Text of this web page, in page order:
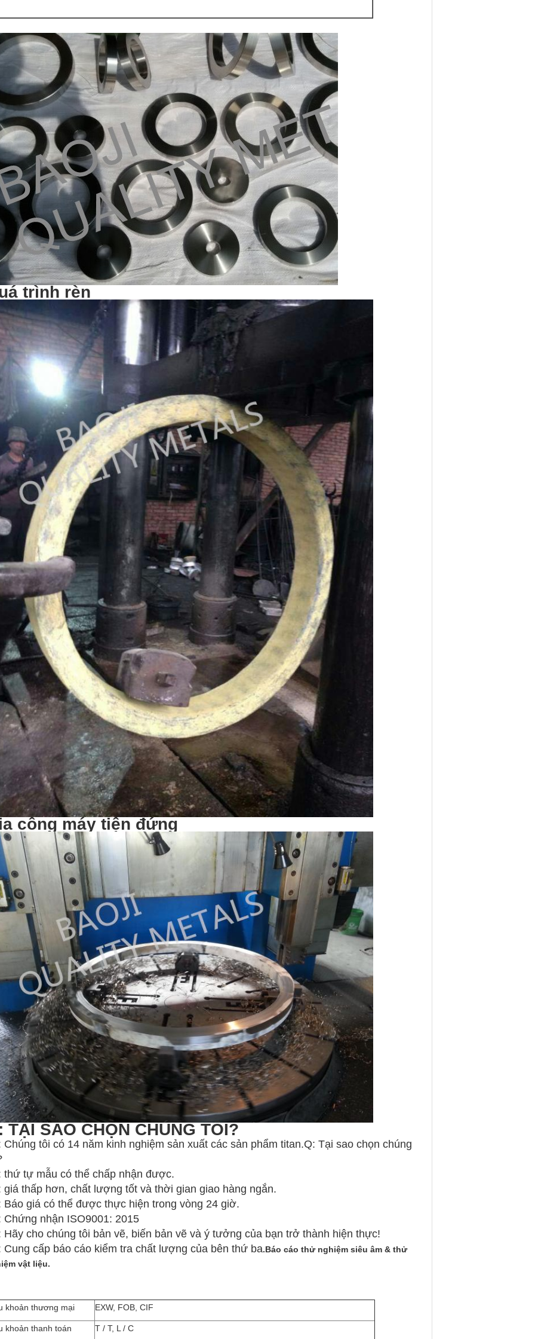
trình rèn
công máy tiện đứng
TẠI SAO CHỌN CHÚNG TÔI?
Chúng tôi có 14 năm kinh nghiệm sản xuất các sản phẩm titan.Q: Tại sao chọn chúng
thứ tự mẫu có thể chấp nhận được.
giá thấp hơn, chất lượng tốt và thời gian giao hàng ngắn.
Báo giá có thể được thực hiện trong vòng 24 giờ.
Chứng nhận ISO9001: 2015
Hãy cho chúng tôi bản vẽ, biến bản vẽ và ý tưởng của bạn trở thành hiện thực!
Cung cấp báo cáo kiểm tra chất lượng của bên thứ ba.Báo cáo thử nghiệm siêu âm & thử
vật liệu.
khoản thương mại EXW, FOB, CIF
khoản thanh toán T / T, L / C